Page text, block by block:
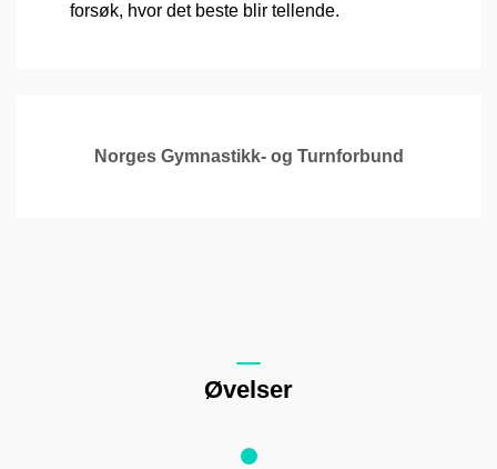
forsøk, hvor det beste blir tellende.
Norges Gymnastikk- og Turnforbund
Øvelser